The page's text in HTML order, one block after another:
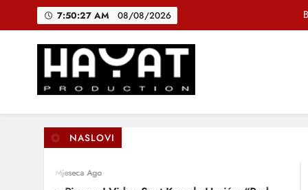
7:50:28 AM 08/08/2026
DJEČIJI
Hayat Production
Promocija domaće muzike
NASLOVI
4 Mjeseca Ago